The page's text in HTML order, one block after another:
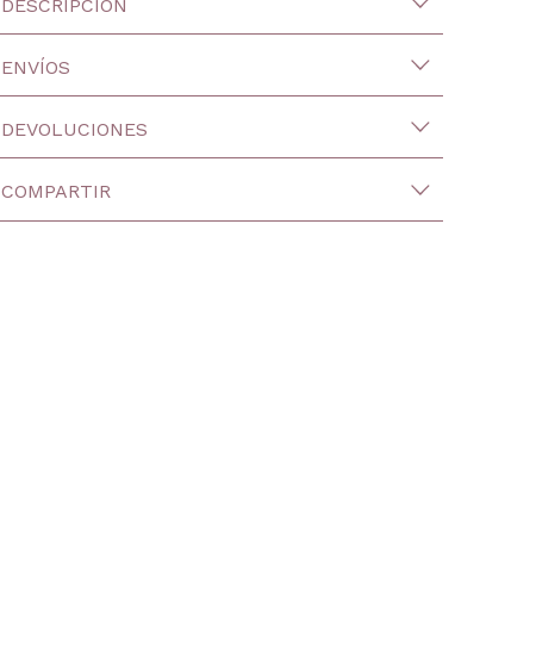
DESCRIPCIÓN
ENVÍOS
DEVOLUCIONES
COMPARTIR